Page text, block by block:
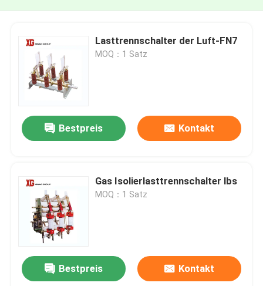
Lasttrennschalter der Luft-FN7
MOQ：1 Satz
Bestpreis Kontakt
Gas Isolierlasttrennschalter lbs
MOQ：1 Satz
Bestpreis Kontakt